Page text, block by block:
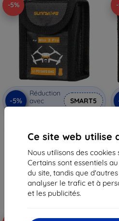
Ce site web utilise
Nous utilisons des cookies
Certains sont essentiels
du site, tandis que
analyser le trafic et à
et les publicités.
-5%
-5%
Réduction
avec
coupon
SMART5
DC384
9,41 €
En stock > 5 pièces